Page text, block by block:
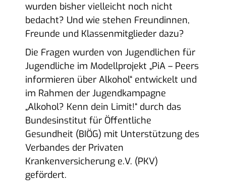
wurden bisher vielleicht noch nicht
bedacht? Und wie stehen Freundinnen,
Freunde und Klassenmitglieder dazu?
Die Fragen wurden von Jugendlichen für
Jugendliche im Modellprojekt „PiA – Peers
informieren über Alkohol“ entwickelt und
im Rahmen der Jugendkampagne
„Alkohol? Kenn dein Limit!“ durch das
Bundesinstitut für Öffentliche
Gesundheit (BIÖG) mit Unterstützung des
Verbandes der Privaten
Krankenversicherung e.V. (PKV)
gefördert.